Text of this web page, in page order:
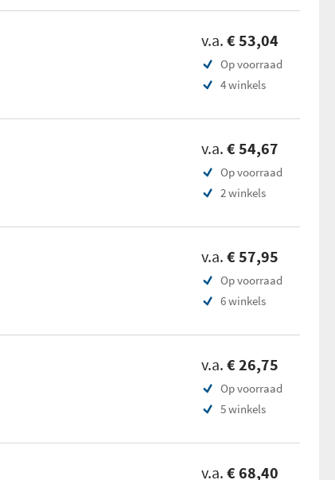
v.a. € 53,04
Op voorraad
4 winkels
v.a. € 54,67
Op voorraad
2 winkels
v.a. € 57,95
Op voorraad
6 winkels
v.a. € 26,75
Op voorraad
5 winkels
v.a. € 68,40